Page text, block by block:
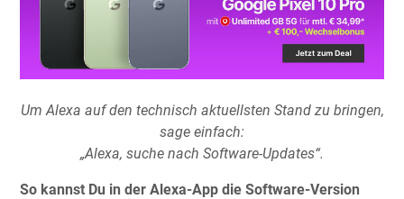
Um Alexa auf den technisch aktuellsten Stand zu bringen,
sage einfach:
„Alexa, suche nach Software-Updates“.
So kannst Du in der Alexa-App die Software-Version